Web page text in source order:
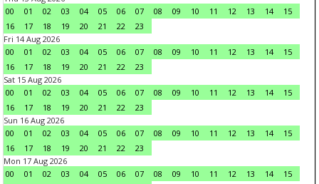
00
01 02 03 04 05 06 07 08 09 10 11 12 13 14
15
16
17 18 19 20 21 22
23
Fri 14 Aug 2026
00
01 02 03 04 05 06 07 08 09 10 11 12 13 14
15
16
17 18 19 20 21 22
23
Sat 15 Aug 2026
00
01 02 03 04 05 06 07 08 09 10 11 12 13 14
15
16
17 18 19 20 21 22
23
Sun 16 Aug 2026
00
01 02 03 04 05 06 07 08 09 10 11 12 13 14
15
16
17 18 19 20 21 22
23
Mon 17 Aug 2026
00
01 02 03 04 05 06 07 08 09 10 11 12 13 14
15